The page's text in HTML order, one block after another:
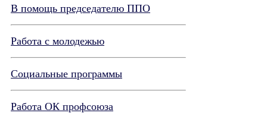
В помощь председателю ППО
Работа с молодежью
Социальные программы
Работа ОК профсоюза